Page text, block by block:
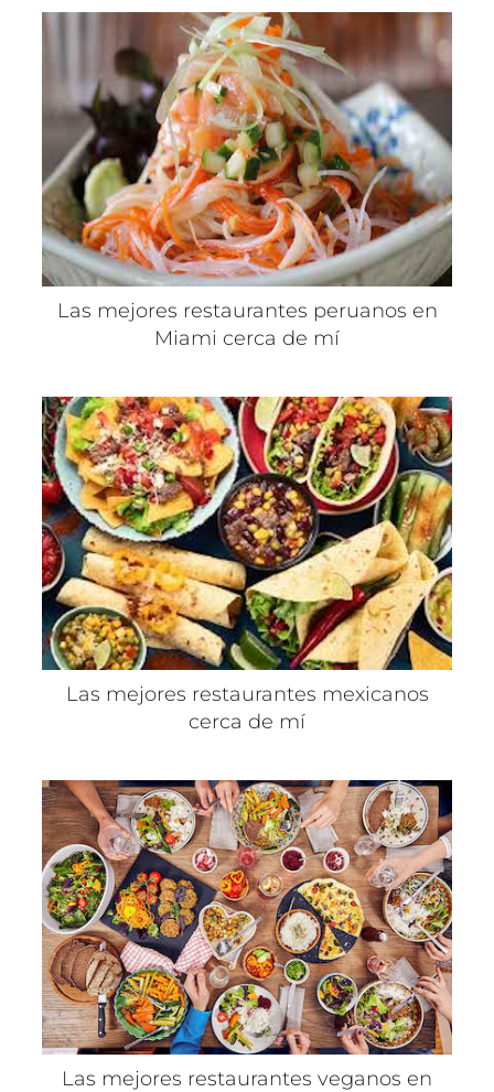
Las mejores restaurantes peruanos en
Miami cerca de mí
Las mejores restaurantes mexicanos
cerca de mí
Las mejores restaurantes veganos en